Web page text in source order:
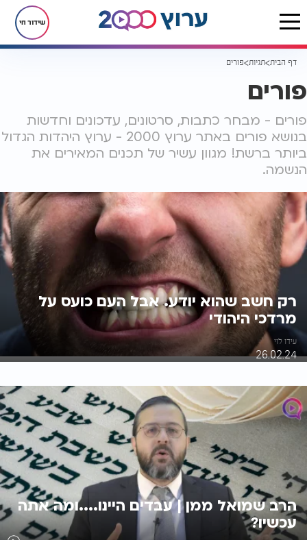
שידור חי
דף הבית תגיות פורים
פורים
פורים - מבחר כתבות, סרטונים, עדכונים וחדשות
בנושא פורים באתר ערוץ 2000 - ערוץ היהדות הגדול
ביותר ברשת! מגוון עשיר של תכנים המאירים את
הנשמה.
רק חשב שהוא יודע. אבל העם כועס על
מרדכי היהודי
עידו לוי
26.02.24
הרב שמואל ממן | עבדים היינו....ומה אתה
עכשיו?